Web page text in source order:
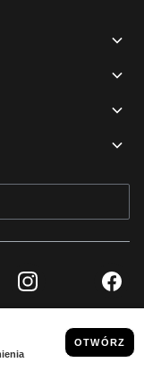
Instagram
PRAWA ZASTRZEŻONE
I DANE PRAWNE